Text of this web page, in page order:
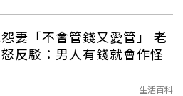
妻「不會管錢又愛管」 老
反駁：男人有錢就會作怪
生活百科